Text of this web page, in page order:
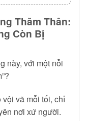
Thăm Thân:
Còn Bị
này, với một nỗi
vã mỗi tối, chỉ
nơi xứ người.